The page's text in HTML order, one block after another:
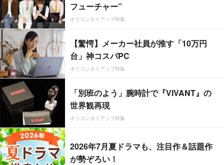
フューチャー”
オリコンタイアップ特集
【驚愕】メーカー社員が推す「10万円
台」神コスパPC
オリコンタイアップ特集
「別班のよう」腕時計で『VIVANT』の
世界観再現
オリコンタイアップ特集
2026年7月夏ドラマも、注目作＆話題作
が勢ぞろい！